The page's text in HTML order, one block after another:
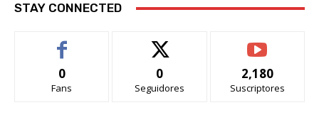
STAY CONNECTED
0
Fans
0
Seguidores
2,180
Suscriptores